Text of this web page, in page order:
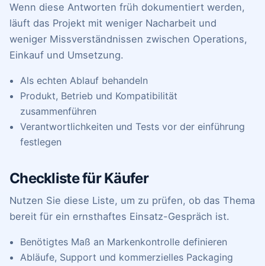
Wenn diese Antworten früh dokumentiert werden,
läuft das Projekt mit weniger Nacharbeit und
weniger Missverständnissen zwischen Operations,
Einkauf und Umsetzung.
Als echten Ablauf behandeln
Produkt, Betrieb und Kompatibilität
zusammenführen
Verantwortlichkeiten und Tests vor der einführung
festlegen
Checkliste für Käufer
Nutzen Sie diese Liste, um zu prüfen, ob das Thema
bereit für ein ernsthaftes Einsatz-Gespräch ist.
Benötigtes Maß an Markenkontrolle definieren
Abläufe, Support und kommerzielles Packaging